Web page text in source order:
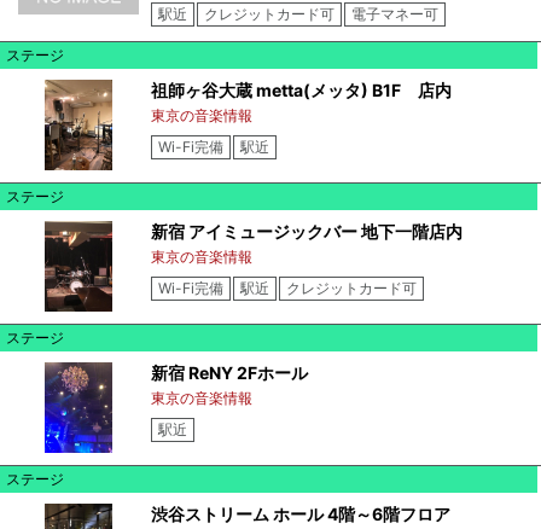
駅近
クレジットカード可 電子マネー可
ステージ
祖師ヶ谷大蔵 metta(メッタ) B1F 店内
東京の音楽情報
Wi-Fi完備
駅近
ステージ
新宿 アイミュージックバー 地下一階店内
東京の音楽情報
Wi-Fi完備
駅近 クレジットカード可
ステージ
新宿 ReNY 2Fホール
東京の音楽情報
駅近
ステージ
渋谷ストリーム ホール 4階～6階フロア